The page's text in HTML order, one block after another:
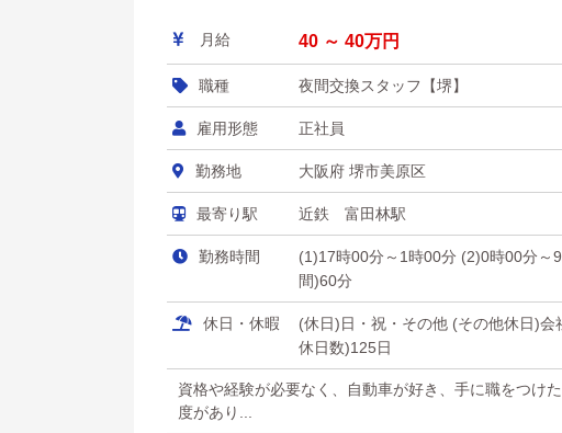
月給 40 ～ 40万円
職種 夜間交換スタッフ【堺】
雇用形態 正社員
勤務地 大阪府 堺市美原区
最寄り駅 近鉄 富田林駅
勤務時間
(1)17時00分～1時00分 (2)0時00分～
間)60分
休日・休暇
(休日)日・祝・その他 (その他休日)
休日数)125日
資格や経験が必要なく、自動車が好き、手に職をつけ
度があり...